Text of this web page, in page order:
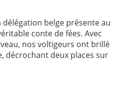
délégation belge présente au
conte de fées. Avec
nos voltigeurs ont brillé
décrochant deux places sur